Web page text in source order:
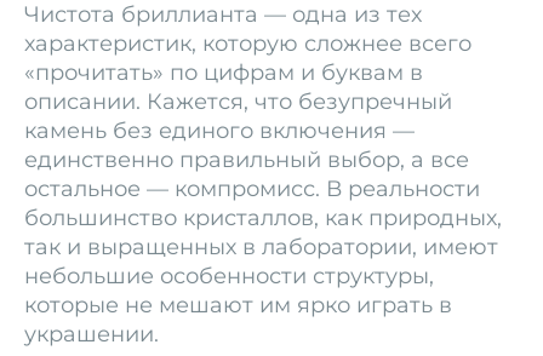
Чистота бриллианта — одна из тех
характеристик, которую сложнее всего
«прочитать» по цифрам и буквам в
описании. Кажется, что безупречный
камень без единого включения —
единственно правильный выбор, а все
остальное — компромисс. В реальности
большинство кристаллов, как природных,
так и выращенных в лаборатории, имеют
небольшие особенности структуры,
которые не мешают им ярко играть в
украшении.